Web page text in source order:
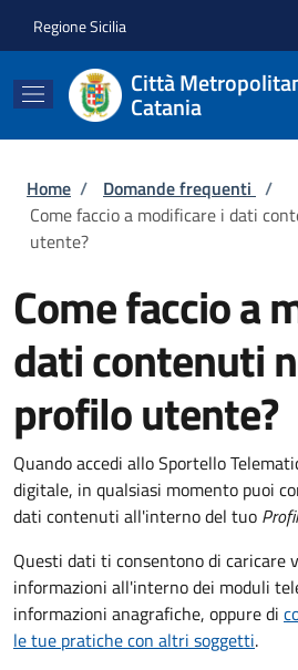
Regione Sicilia
Città
Catania
Briciole di pane
Home / Domande frequenti /
Come faccio a modificare i dati
utente?
Come faccio a
dati contenuti
profilo utente?
Quando accedi allo Sportello
digitale, in qualsiasi momento puoi
dati contenuti all'interno del tuo
Questi dati ti consentono di caricare
informazioni all'interno dei moduli
informazioni anagrafiche, oppure di
le tue pratiche con altri soggetti.